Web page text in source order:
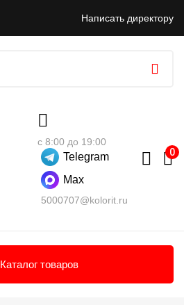
Написать директору
с 8:00 до 19:00
Telegram
Max
5000707@kolorit.ru
Каталог товаров